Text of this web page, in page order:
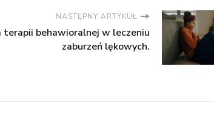
NASTĘPNY ARTYKUŁ
terapii behawioralnej w leczeniu
zaburzeń lękowych.